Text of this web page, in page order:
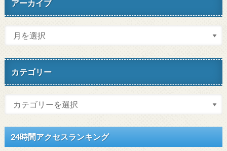
アーカイブ
カテゴリー
24時間アクセスランキング